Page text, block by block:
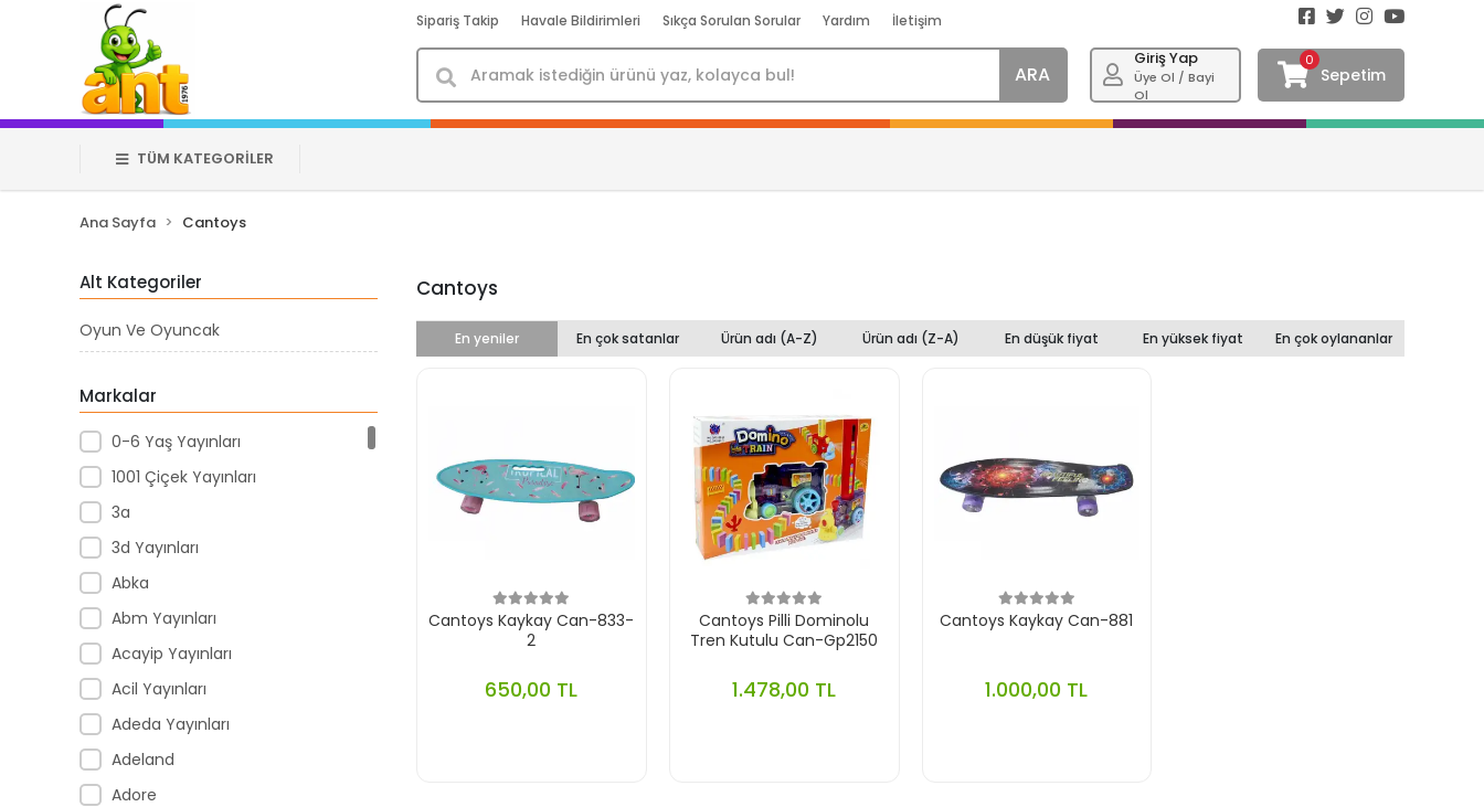
Sipariş Takip Havale Bildirimleri Sıkça Sorulan Sorular Yardım İletişim
ARA
Giriş Yap
Üye Ol / Bayi
Ol
0
Sepetim
TÜM KATEGORİLER
Ana Sayfa Cantoys
Alt Kategoriler
Oyun Ve Oyuncak
Markalar
0-6 Yaş Yayınları
1001 Çiçek Yayınları
3a
3d Yayınları
Abka
Abm Yayınları
Acayip Yayınları
Acil Yayınları
Adeda Yayınları
Adeland
Adore
Cantoys
En yeniler En çok satanlar Ürün adı (A-Z) Ürün adı (Z-A) En düşük fiyat En yüksek fiyat En çok oylananlar
Cantoys Kaykay Can-833-
2
650,00 TL
Cantoys Pilli Dominolu
Tren Kutulu Can-Gp2150
1.478,00 TL
Cantoys Kaykay Can-881
1.000,00 TL